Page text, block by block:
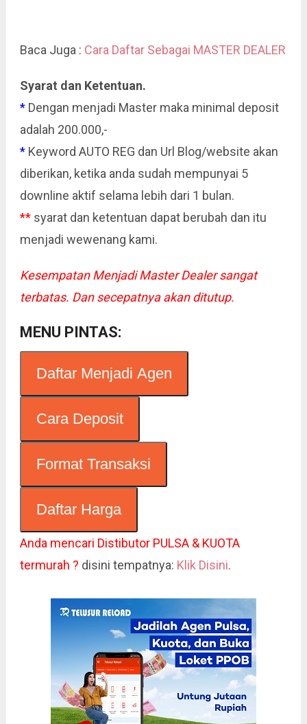
Baca Juga : Cara Daftar Sebagai MASTER DEALER
Syarat dan Ketentuan.
*Dengan menjadi Master maka minimal deposit
adalah 200.000,-
*Keyword AUTO REG dan Url Blog/website akan
diberikan, ketika anda sudah mempunyai 5
downline aktif selama lebih dari 1 bulan.
**syarat dan ketentuan dapat berubah dan itu
menjadi wewenang kami.
Kesempatan Menjadi Master Dealer sangat
terbatas. Dan secepatnya akan ditutup.
MENU PINTAS:
Daftar Menjadi Agen
Cara Deposit
Format Transaksi
Daftar Harga
Anda mencari Distibutor PULSA & KUOTA
termurah ? disini tempatnya: Klik Disini.